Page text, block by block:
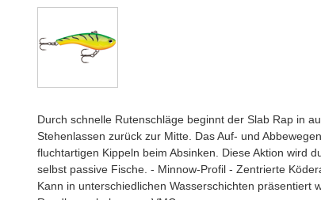
Durch schnelle Rutenschläge beginnt der Slab Rap in
Stehenlassen zurück zur Mitte. Das Auf- und
fluchtartigen Kippeln beim Absinken. Diese Aktion wird
selbst passive Fische. - Minnow-Profil - Zentrierte
Kann in unterschiedlichen Wasserschichten präsentiert